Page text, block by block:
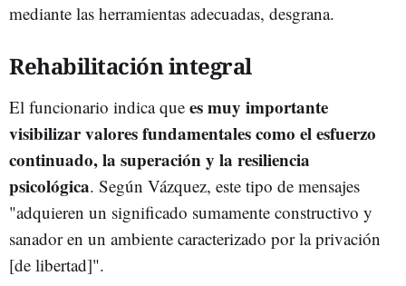
mediante las herramientas adecuadas, desgrana.
Rehabilitación integral
El funcionario indica que es muy importante
visibilizar valores fundamentales como el esfuerzo
continuado, la superación y la resiliencia
psicológica. Según Vázquez, este tipo de mensajes
"adquieren un significado sumamente constructivo y
sanador en un ambiente caracterizado por la privación
[de libertad]".